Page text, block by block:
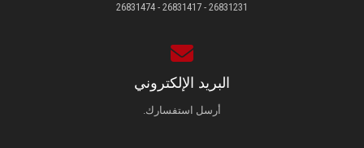
26831231 - 26831417 - 26831474
البريد الإلكتروني
أرسل استفسارك.